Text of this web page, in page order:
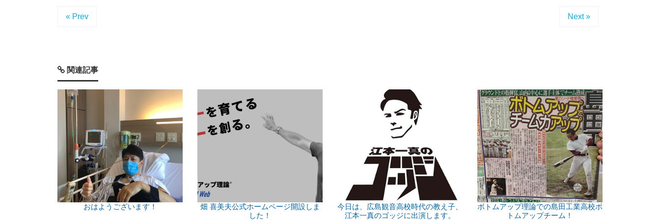
« Prev Next »
関連記事
おはようございます！
畑 喜美夫公式ホームページ開設しま
した！
今日は、広島観音高校時代の教え子、
江本一真のゴッジに出演します。
ボトムアップ理論での島田工業高校ボ
トムアップチーム！